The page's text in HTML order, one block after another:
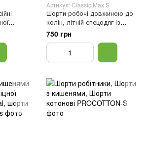
S,
Артикул: Classic Max S
Шорти робочі довжиною до
колін, літній спецодяг із
тканини CLASSIC MAXIMUS,
робочі шорти, Синій, 46
750 грн